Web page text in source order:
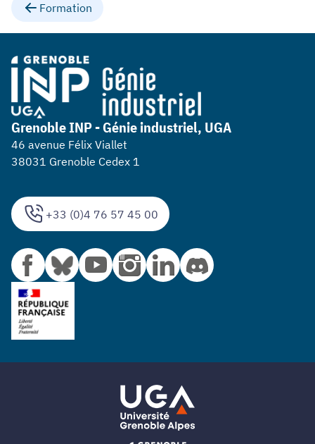
Formation
+33 (0)4 76 57 45 00
Grenoble INP - Génie industriel, UGA
46 avenue Félix Viallet
38031 Grenoble Cedex 1